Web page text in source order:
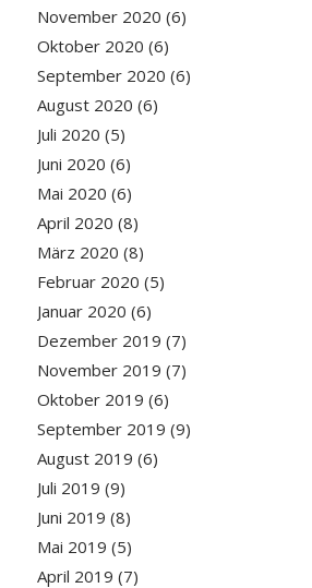
November 2020 (6)
Oktober 2020 (6)
September 2020 (6)
August 2020 (6)
Juli 2020 (5)
Juni 2020 (6)
Mai 2020 (6)
April 2020 (8)
März 2020 (8)
Februar 2020 (5)
Januar 2020 (6)
Dezember 2019 (7)
November 2019 (7)
Oktober 2019 (6)
September 2019 (9)
August 2019 (6)
Juli 2019 (9)
Juni 2019 (8)
Mai 2019 (5)
April 2019 (7)